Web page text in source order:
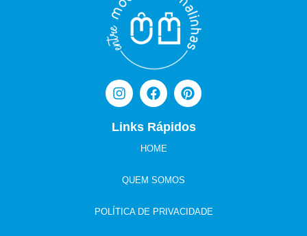
Links Rápidos
HOME
QUEM SOMOS
POLÍTICA DE PRIVACIDADE